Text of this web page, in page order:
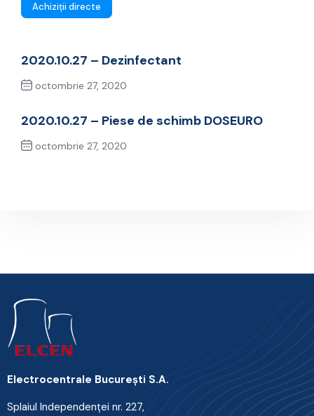
Achiziții directe
2020.10.27 – Dezinfectant
octombrie 27, 2020
2020.10.27 – Piese de schimb DOSEURO
octombrie 27, 2020
Electrocentrale Bucureşti S.A.
Splaiul Independenţei nr. 227,